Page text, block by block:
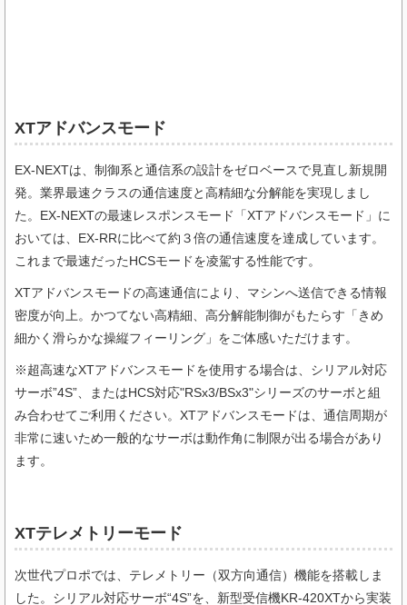
XTアドバンスモード
EX-NEXTは、制御系と通信系の設計をゼロベースで見直し新規開
発。業界最速クラスの通信速度と高精細な分解能を実現しまし
た。EX-NEXTの最速レスポンスモード「XTアドバンスモード」に
おいては、EX-RRに比べて約３倍の通信速度を達成しています。
これまで最速だったHCSモードを凌駕する性能です。
XTアドバンスモードの高速通信により、マシンへ送信できる情報
密度が向上。かつてない高精細、高分解能制御がもたらす「きめ
細かく滑らかな操縦フィーリング」をご体感いただけます。
※超高速なXTアドバンスモードを使用する場合は、シリアル対応
サーボ”4S”、またはHCS対応"RSx3/BSx3"シリーズのサーボと組
み合わせてご利用ください。XTアドバンスモードは、通信周期が
非常に速いため一般的なサーボは動作角に制限が出る場合があり
ます。
XTテレメトリーモード
次世代プロポでは、テレメトリー（双方向通信）機能を搭載しま
した。シリアル対応サーボ“4S”を、新型受信機KR-420XTから実装